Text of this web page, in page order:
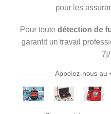
pour les
Pour toute détection de
garantit un travail
Appelez-nous au